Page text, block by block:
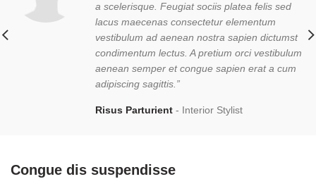
a scelerisque. Feugiat sociis platea felis sed
lacus maecenas consectetur elementum
vestibulum ad aenean nostra sapien dictumst
condimentum lectus. A pretium orci vestibulum
aenean semper et congue sapien erat a cum
adipiscing sagittis.”
Risus Parturient Interior Stylist
Congue dis suspendisse